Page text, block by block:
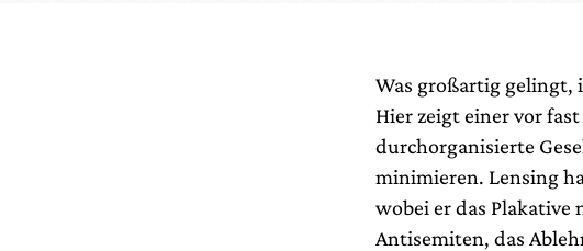
Was großartig gelingt,
Hier zeigt einer vor
durchorganisierte
minimieren. Lensing
wobei er das Plakative
Antisemiten, das